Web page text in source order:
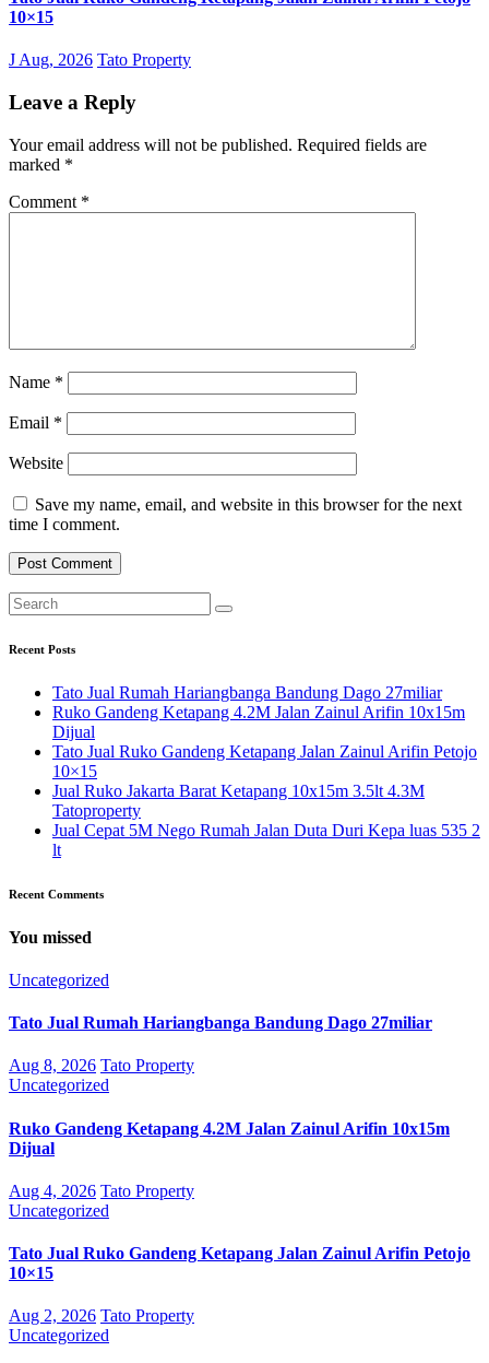
10×15
J Aug, 2026 Tato Property
Leave a Reply
Your email address will not be published. Required fields are
marked *
Comment *
Name *
Email *
Website
Save my name, email, and website in this browser for the next
time I comment.
Recent Posts
Tato Jual Rumah Hariangbanga Bandung Dago 27miliar
Ruko Gandeng Ketapang 4.2M Jalan Zainul Arifin 10x15m
Dijual
Tato Jual Ruko Gandeng Ketapang Jalan Zainul Arifin Petojo
10×15
Jual Ruko Jakarta Barat Ketapang 10x15m 3.5lt 4.3M
Tatoproperty
Jual Cepat 5M Nego Rumah Jalan Duta Duri Kepa luas 535 2
lt
Recent Comments
You missed
Uncategorized
Tato Jual Rumah Hariangbanga Bandung Dago 27miliar
Aug 8, 2026 Tato Property
Uncategorized
Ruko Gandeng Ketapang 4.2M Jalan Zainul Arifin 10x15m
Dijual
Aug 4, 2026 Tato Property
Uncategorized
Tato Jual Ruko Gandeng Ketapang Jalan Zainul Arifin Petojo
10×15
Aug 2, 2026 Tato Property
Uncategorized